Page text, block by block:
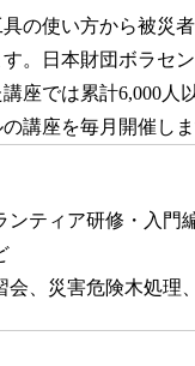
の使い方から被災
。日本財団ボラセ
座では累計6,000
講座を毎月開催し
ンティア研修・入
会、災害危険木処